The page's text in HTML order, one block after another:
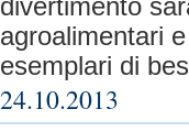
divertimento
agroalimentari
esemplari di
24.10.2013